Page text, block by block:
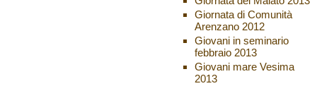
Giornata di Comunità
Arenzano 2012
Giovani in seminario
febbraio 2013
Giovani mare Vesima
2013